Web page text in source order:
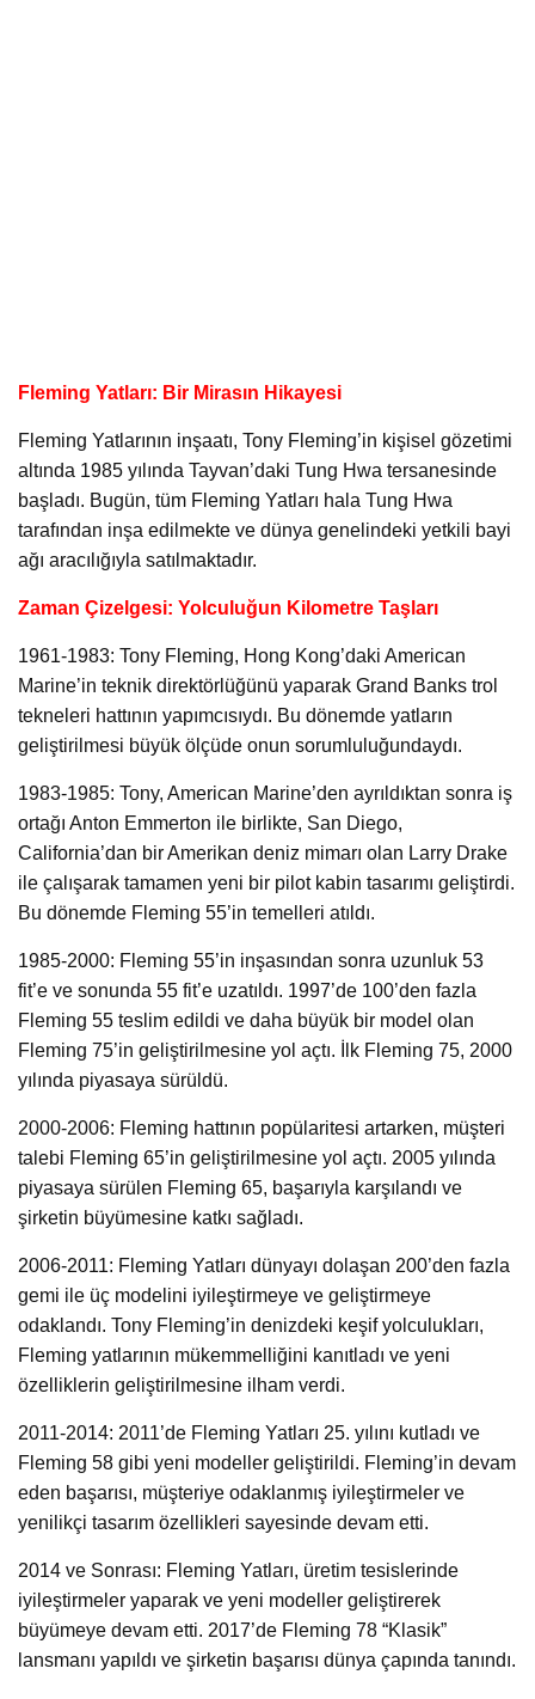
Fleming Yatları: Bir Mirasın Hikayesi
Fleming Yatlarının inşaatı, Tony Fleming’in kişisel gözetimi
altında 1985 yılında Tayvan’daki Tung Hwa tersanesinde
başladı. Bugün, tüm Fleming Yatları hala Tung Hwa
tarafından inşa edilmekte ve dünya genelindeki yetkili bayi
ağı aracılığıyla satılmaktadır.
Zaman Çizelgesi: Yolculuğun Kilometre Taşları
1961-1983: Tony Fleming, Hong Kong’daki American
Marine’in teknik direktörlüğünü yaparak Grand Banks trol
tekneleri hattının yapımcısıydı. Bu dönemde yatların
geliştirilmesi büyük ölçüde onun sorumluluğundaydı.
1983-1985: Tony, American Marine’den ayrıldıktan sonra iş
ortağı Anton Emmerton ile birlikte, San Diego,
California’dan bir Amerikan deniz mimarı olan Larry Drake
ile çalışarak tamamen yeni bir pilot kabin tasarımı geliştirdi.
Bu dönemde Fleming 55’in temelleri atıldı.
1985-2000: Fleming 55’in inşasından sonra uzunluk 53
fit’e ve sonunda 55 fit’e uzatıldı. 1997’de 100’den fazla
Fleming 55 teslim edildi ve daha büyük bir model olan
Fleming 75’in geliştirilmesine yol açtı. İlk Fleming 75, 2000
yılında piyasaya sürüldü.
2000-2006: Fleming hattının popülaritesi artarken, müşteri
talebi Fleming 65’in geliştirilmesine yol açtı. 2005 yılında
piyasaya sürülen Fleming 65, başarıyla karşılandı ve
şirketin büyümesine katkı sağladı.
2006-2011: Fleming Yatları dünyayı dolaşan 200’den fazla
gemi ile üç modelini iyileştirmeye ve geliştirmeye
odaklandı. Tony Fleming’in denizdeki keşif yolculukları,
Fleming yatlarının mükemmelliğini kanıtladı ve yeni
özelliklerin geliştirilmesine ilham verdi.
2011-2014: 2011’de Fleming Yatları 25. yılını kutladı ve
Fleming 58 gibi yeni modeller geliştirildi. Fleming’in devam
eden başarısı, müşteriye odaklanmış iyileştirmeler ve
yenilikçi tasarım özellikleri sayesinde devam etti.
2014 ve Sonrası: Fleming Yatları, üretim tesislerinde
iyileştirmeler yaparak ve yeni modeller geliştirerek
büyümeye devam etti. 2017’de Fleming 78 “Klasik”
lansmanı yapıldı ve şirketin başarısı dünya çapında tanındı.